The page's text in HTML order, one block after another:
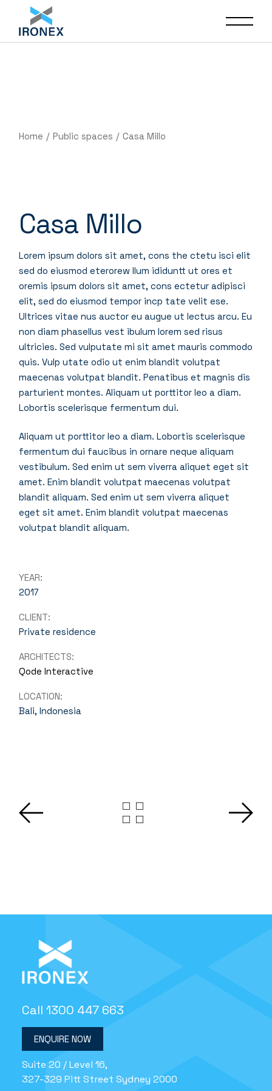
Home Public spaces Casa Millo
Casa Millo
Lorem ipsum dolors sit amet, cons the ctetu isci elit
sed do eiusmod eterorew llum ididuntt ut ores et
oremis ipsum dolors sit amet, cons ectetur adipisci
elit, sed do eiusmod tempor incp tate velit ese.
Ultrices vitae nus auctor eu augue ut lectus arcu. Eu
non diam phasellus vest ibulum lorem sed risus
ultricies. Sed vulputate mi sit amet mauris commodo
quis. Vulp utate odio ut enim blandit volutpat
maecenas volutpat blandit. Penatibus et magnis dis
parturient montes. Aliquam ut porttitor leo a diam.
Lobortis scelerisque fermentum dui.
Aliquam ut porttitor leo a diam. Lobortis scelerisque
fermentum dui faucibus in ornare neque aliquam
vestibulum. Sed enim ut sem viverra aliquet eget sit
amet. Enim blandit volutpat maecenas volutpat
blandit aliquam. Sed enim ut sem viverra aliquet
eget sit amet. Enim blandit volutpat maecenas
volutpat blandit aliquam.
YEAR:
2017
CLIENT:
Private residence
ARCHITECTS:
Qode Interactive
LOCATION:
Bali, Indonesia
Call 1300 447 663
ENQUIRE NOW
Suite 20 / Level 16,
327-329 Pitt Street Sydney 2000